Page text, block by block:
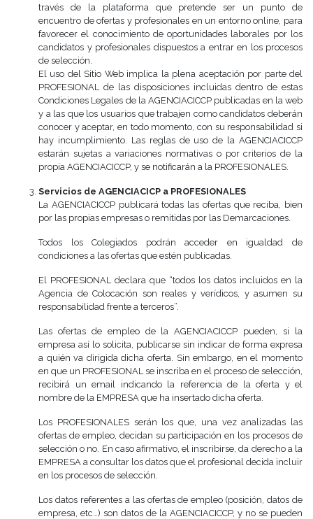
través de la plataforma que pretende ser un punto de
encuentro de ofertas y profesionales en un entorno online, para
favorecer el conocimiento de oportunidades laborales por los
candidatos y profesionales dispuestos a entrar en los procesos
de selección.
El uso del Sitio Web implica la plena aceptación por parte del
PROFESIONAL de las disposiciones incluidas dentro de estas
Condiciones Legales de la AGENCIACICCP publicadas en la web
y a las que los usuarios que trabajen como candidatos deberán
conocer y aceptar, en todo momento, con su responsabilidad si
hay incumplimiento. Las reglas de uso de la AGENCIACICCP
estarán sujetas a variaciones normativas o por criterios de la
propia AGENCIACICCP, y se notificarán a la PROFESIONALES.
Servicios de AGENCIACICP a PROFESIONALES
La AGENCIACICCP publicará todas las ofertas que reciba, bien
por las propias empresas o remitidas por las Demarcaciones.
Todos los Colegiados podrán acceder en igualdad de
condiciones a las ofertas que estén publicadas.
El PROFESIONAL declara que “todos los datos incluidos en la
Agencia de Colocación son reales y verídicos, y asumen su
responsabilidad frente a terceros”.
Las ofertas de empleo de la AGENCIACICCP pueden, si la
empresa así lo solicita, publicarse sin indicar de forma expresa
a quién va dirigida dicha oferta. Sin embargo, en el momento
en que un PROFESIONAL se inscriba en el proceso de selección,
recibirá un email indicando la referencia de la oferta y el
nombre de la EMPRESA que ha insertado dicha oferta.
Los PROFESIONALES serán los que, una vez analizadas las
ofertas de empleo, decidan su participación en los procesos de
selección o no. En caso afirmativo, el inscribirse, da derecho a la
EMPRESA a consultar los datos que el profesional decida incluir
en los procesos de selección.
Los datos referentes a las ofertas de empleo (posición, datos de
empresa, etc…) son datos de la AGENCIACICCP, y no se pueden